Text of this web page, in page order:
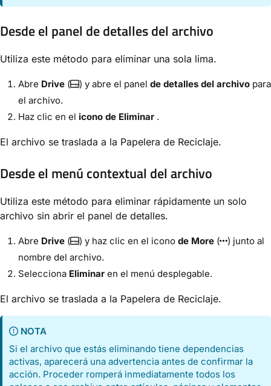
Desde el panel de detalles del archivo
Utiliza este método para eliminar una sola lima.
Abre Drive ( ) y abre el panel de detalles del archivo para
el archivo.
Haz clic en el icono de Eliminar .
El archivo se traslada a la Papelera de Reciclaje.
Desde el menú contextual del archivo
Utiliza este método para eliminar rápidamente un solo
archivo sin abrir el panel de detalles.
Abre Drive ( ) y haz clic en el icono de More (
) junto al
nombre del archivo.
Selecciona Eliminar en el menú desplegable.
El archivo se traslada a la Papelera de Reciclaje.
NOTA
Si el archivo que estás eliminando tiene dependencias
activas, aparecerá una advertencia antes de confirmar la
acción. Proceder romperá inmediatamente todos los